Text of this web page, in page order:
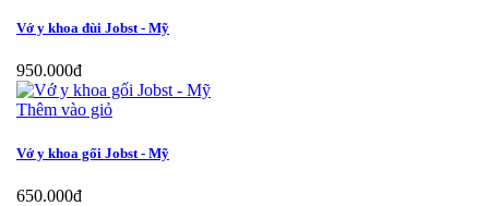
Vớ y khoa đùi Jobst - Mỹ
950.000đ
Thêm vào giỏ
Vớ y khoa gối Jobst - Mỹ
650.000đ